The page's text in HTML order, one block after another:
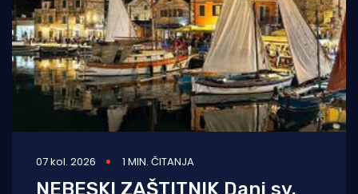
07 kol. 2026 1 MIN. ČITANJA
NEBESKI ZAŠTITNIK Dani sv.